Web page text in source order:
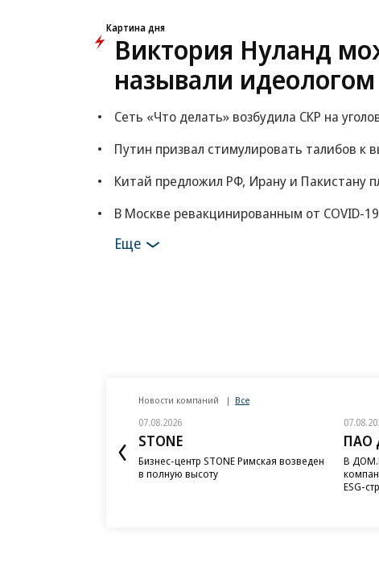
Картина дня
Виктория Нуланд
называли
Сеть «Что делать» возбудила СКР на
Путин призвал стимулировать талибов
Китай предложил РФ, Ирану и Пакистану
В Москве ревакцинированным от COVID-
Еще
Новости компаний Все
07.08.2026
STONE
Бизнес-центр STONE Римская возведен
в полную высоту
ПАО
В
ESG-